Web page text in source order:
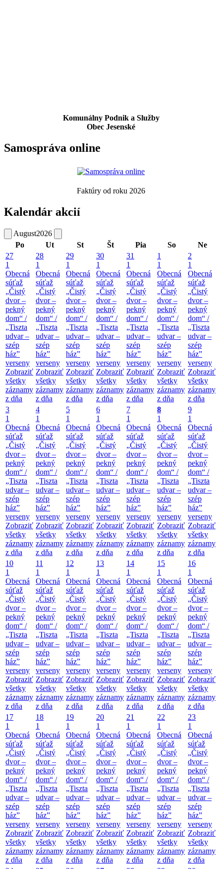
Komunálny Podnik a Služby
Obec Jesenské
Samospráva online
Faktúry od roku 2026
Kalendár akcií
August2026
Po
Ut St Št Pia So
Ne
27
1
Obecná
súťaž
„Čistý
dvor –
pekný
dom“ /
„Tiszta
udvar –
szép
ház”
verseny
Zobraziť
všetky
záznamy
z dňa
28
1
Obecná
súťaž
„Čistý
dvor –
pekný
dom“ /
„Tiszta
udvar –
szép
ház”
verseny
Zobraziť
všetky
záznamy
z dňa
29
1
Obecná
súťaž
„Čistý
dvor –
pekný
dom“ /
„Tiszta
udvar –
szép
ház”
verseny
Zobraziť
všetky
záznamy
z dňa
30
1
Obecná
súťaž
„Čistý
dvor –
pekný
dom“ /
„Tiszta
udvar –
szép
ház”
verseny
Zobraziť
všetky
záznamy
z dňa
31
1
Obecná
súťaž
„Čistý
dvor –
pekný
dom“ /
„Tiszta
udvar –
szép
ház”
verseny
Zobraziť
všetky
záznamy
z dňa
1
1
Obecná
súťaž
„Čistý
dvor –
pekný
dom“ /
„Tiszta
udvar –
szép
ház”
verseny
Zobraziť
všetky
záznamy
z dňa
2
1
Obecná
súťaž
„Čistý
dvor –
pekný
dom“ /
„Tiszta
udvar –
szép
ház”
verseny
Zobraziť
všetky
záznamy
z dňa
3
1
Obecná
súťaž
„Čistý
dvor –
pekný
dom“ /
„Tiszta
udvar –
szép
ház”
verseny
Zobraziť
všetky
záznamy
z dňa
4
1
Obecná
súťaž
„Čistý
dvor –
pekný
dom“ /
„Tiszta
udvar –
szép
ház”
verseny
Zobraziť
všetky
záznamy
z dňa
5
1
Obecná
súťaž
„Čistý
dvor –
pekný
dom“ /
„Tiszta
udvar –
szép
ház”
verseny
Zobraziť
všetky
záznamy
z dňa
6
1
Obecná
súťaž
„Čistý
dvor –
pekný
dom“ /
„Tiszta
udvar –
szép
ház”
verseny
Zobraziť
všetky
záznamy
z dňa
7
1
Obecná
súťaž
„Čistý
dvor –
pekný
dom“ /
„Tiszta
udvar –
szép
ház”
verseny
Zobraziť
všetky
záznamy
z dňa
8
1
Obecná
súťaž
„Čistý
dvor –
pekný
dom“ /
„Tiszta
udvar –
szép
ház”
verseny
Zobraziť
všetky
záznamy
z dňa
9
1
Obecná
súťaž
„Čistý
dvor –
pekný
dom“ /
„Tiszta
udvar –
szép
ház”
verseny
Zobraziť
všetky
záznamy
z dňa
10
1
Obecná
súťaž
„Čistý
dvor –
pekný
dom“ /
„Tiszta
udvar –
szép
ház”
verseny
Zobraziť
všetky
záznamy
z dňa
11
1
Obecná
súťaž
„Čistý
dvor –
pekný
dom“ /
„Tiszta
udvar –
szép
ház”
verseny
Zobraziť
všetky
záznamy
z dňa
12
1
Obecná
súťaž
„Čistý
dvor –
pekný
dom“ /
„Tiszta
udvar –
szép
ház”
verseny
Zobraziť
všetky
záznamy
z dňa
13
1
Obecná
súťaž
„Čistý
dvor –
pekný
dom“ /
„Tiszta
udvar –
szép
ház”
verseny
Zobraziť
všetky
záznamy
z dňa
14
1
Obecná
súťaž
„Čistý
dvor –
pekný
dom“ /
„Tiszta
udvar –
szép
ház”
verseny
Zobraziť
všetky
záznamy
z dňa
15
1
Obecná
súťaž
„Čistý
dvor –
pekný
dom“ /
„Tiszta
udvar –
szép
ház”
verseny
Zobraziť
všetky
záznamy
z dňa
16
1
Obecná
súťaž
„Čistý
dvor –
pekný
dom“ /
„Tiszta
udvar –
szép
ház”
verseny
Zobraziť
všetky
záznamy
z dňa
17
1
Obecná
súťaž
„Čistý
dvor –
pekný
dom“ /
„Tiszta
udvar –
szép
ház”
verseny
Zobraziť
všetky
záznamy
z dňa
18
1
Obecná
súťaž
„Čistý
dvor –
pekný
dom“ /
„Tiszta
udvar –
szép
ház”
verseny
Zobraziť
všetky
záznamy
z dňa
19
1
Obecná
súťaž
„Čistý
dvor –
pekný
dom“ /
„Tiszta
udvar –
szép
ház”
verseny
Zobraziť
všetky
záznamy
z dňa
20
1
Obecná
súťaž
„Čistý
dvor –
pekný
dom“ /
„Tiszta
udvar –
szép
ház”
verseny
Zobraziť
všetky
záznamy
z dňa
21
1
Obecná
súťaž
„Čistý
dvor –
pekný
dom“ /
„Tiszta
udvar –
szép
ház”
verseny
Zobraziť
všetky
záznamy
z dňa
22
1
Obecná
súťaž
„Čistý
dvor –
pekný
dom“ /
„Tiszta
udvar –
szép
ház”
verseny
Zobraziť
všetky
záznamy
z dňa
23
1
Obecná
súťaž
„Čistý
dvor –
pekný
dom“ /
„Tiszta
udvar –
szép
ház”
verseny
Zobraziť
všetky
záznamy
z dňa